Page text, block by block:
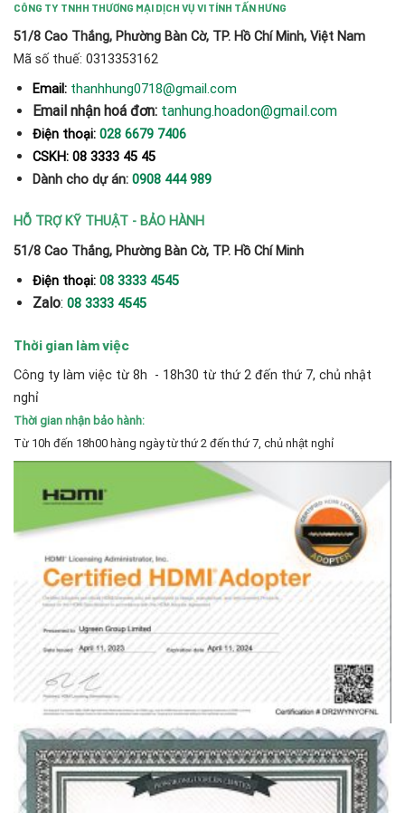
CÔNG TY TNHH THƯƠNG MẠI DỊCH VỤ VI TÍNH TẤN HƯNG
51/8 Cao Thắng, Phường Bàn Cờ, TP. Hồ Chí Minh, Việt Nam
Mã số thuế: 0313353162
Email: thanhhung0718@gmail.com
Email nhận hoá đơn: tanhung.hoadon@gmail.com
Điện thoại: 028 6679 7406
CSKH: 08 3333 45 45
Dành cho dự án: 0908 444 989
HỖ TRỢ KỸ THUẬT - BẢO HÀNH
51/8 Cao Thắng, Phường Bàn Cờ, TP. Hồ Chí Minh
Điện thoại: 08 3333 4545
Zalo: 08 3333 4545
Thời gian làm việc
Công ty làm việc từ 8h - 18h30 từ thứ 2 đến thứ 7, chủ nhật
nghỉ
Thời gian nhận bảo hành:
Từ 10h đến 18h00 hàng ngày từ thứ 2 đến thứ 7, chủ nhật nghỉ